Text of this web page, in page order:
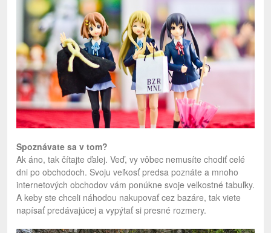
Spoznávate sa v tom?
Ak áno, tak čítajte ďalej. Veď, vy vôbec nemusíte chodiť celé
dni po obchodoch. Svoju veľkosť predsa poznáte a mnoho
internetových obchodov vám ponúkne svoje veľkostné tabuľky.
A keby ste chceli náhodou nakupovať cez bazáre, tak viete
napísať predávajúcej a vypýtať si presné rozmery.